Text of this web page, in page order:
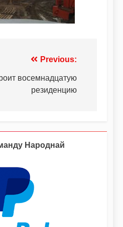
Previous:
восемнадцатую
резиденцию
Народнай